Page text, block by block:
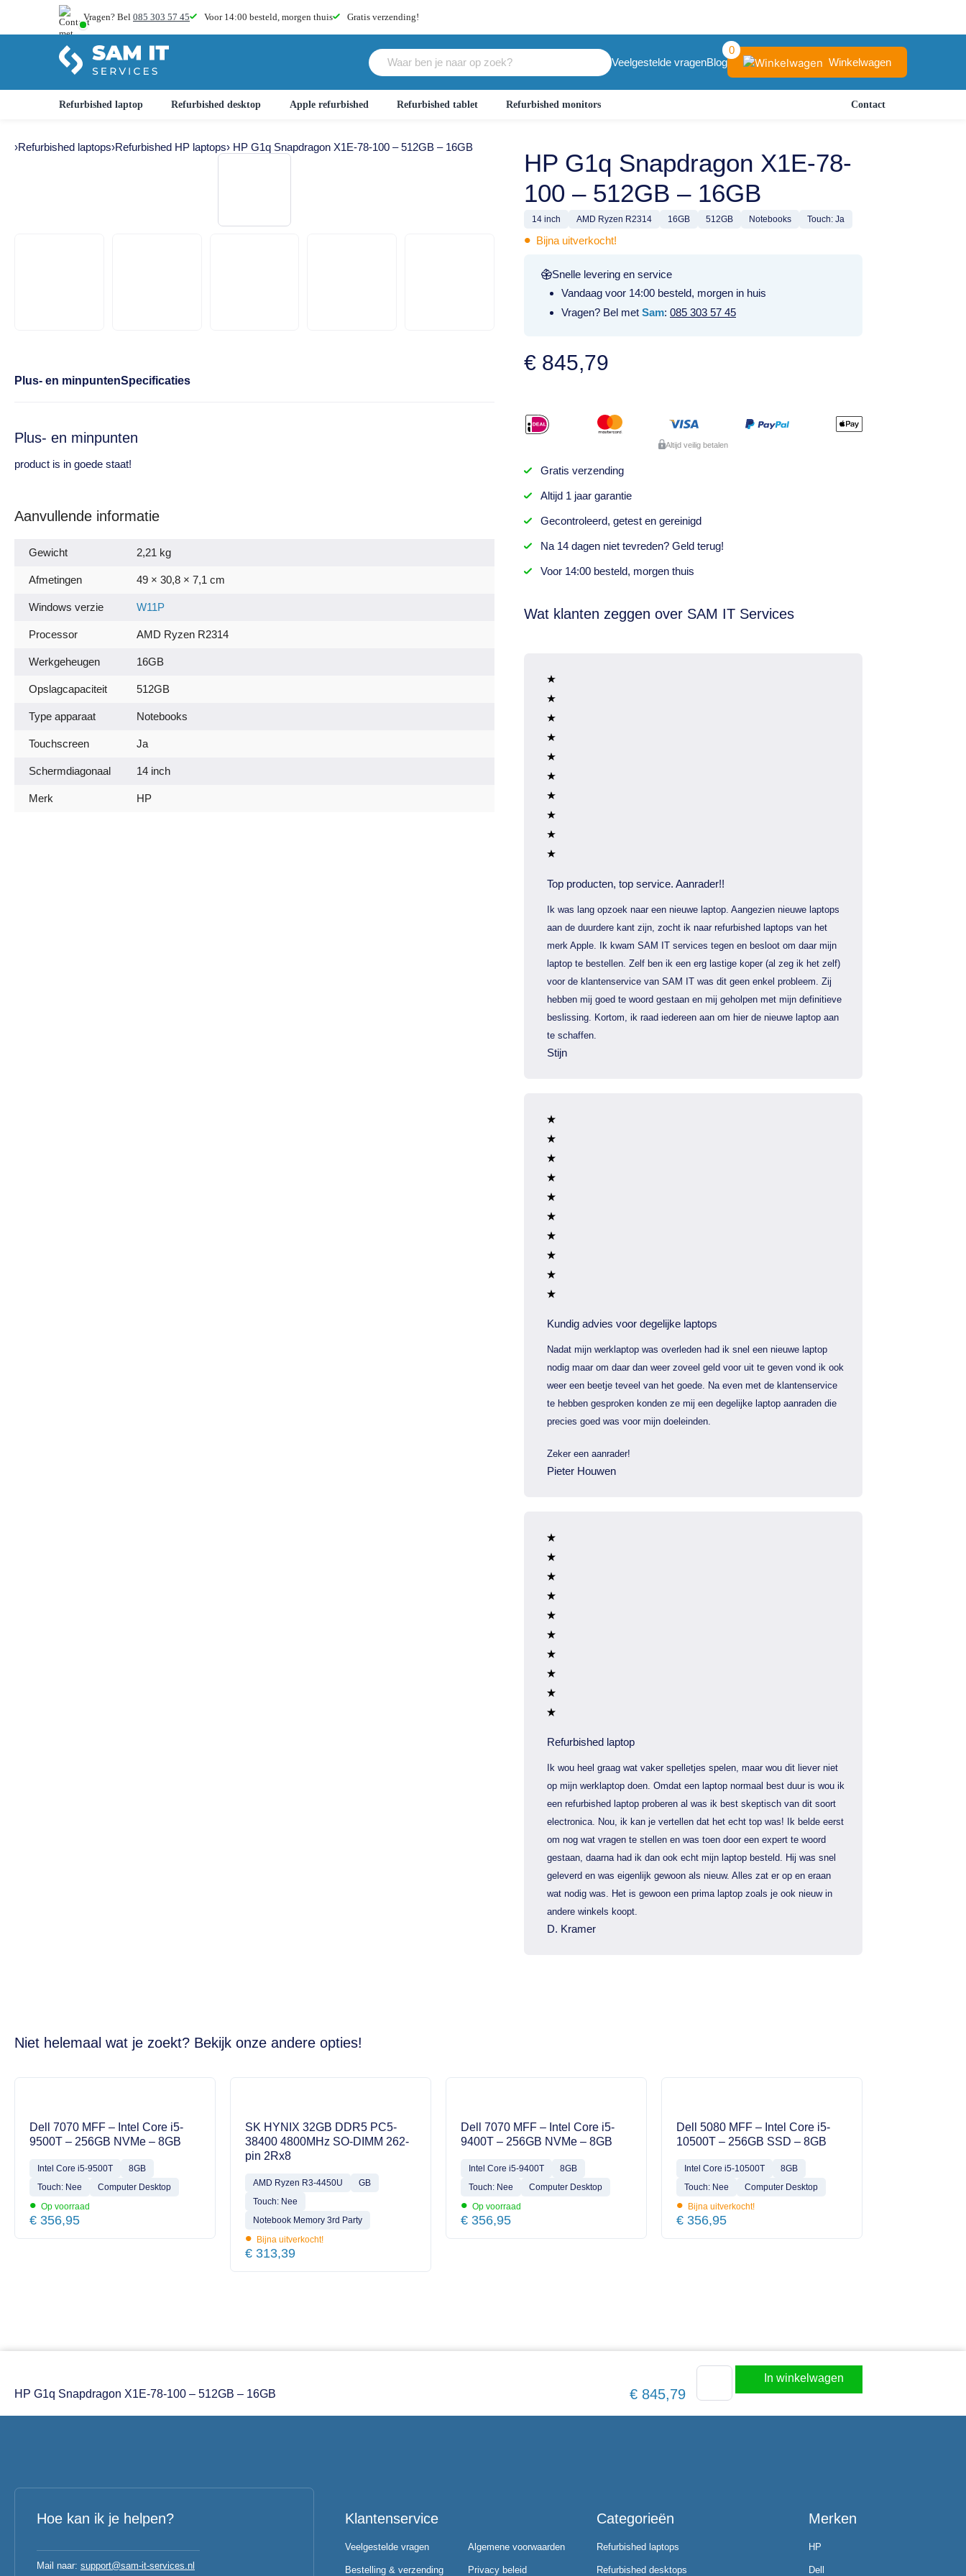
Vragen? Bel 085 303 57 45 Voor 14:00 besteld, morgen thuis Gratis verzending!
Veelgestelde vragenBlog
0
Winkelwagen
Refurbished laptop Refurbished desktop Apple refurbished Refurbished tablet Refurbished monitors Contact
›Refurbished laptops›Refurbished HP laptops› HP G1q Snapdragon X1E-78-100 – 512GB – 16GB
Plus- en minpuntenSpecificaties
Plus- en minpunten
product is in goede staat!
Aanvullende informatie
Gewicht 2,21 kg
Afmetingen 49 × 30,8 × 7,1 cm
Windows verzie W11P
Processor AMD Ryzen R2314
Werkgeheugen 16GB
Opslagcapaciteit 512GB
Type apparaat Notebooks
Touchscreen Ja
Schermdiagonaal 14 inch
Merk HP
HP G1q Snapdragon X1E-78-
100 – 512GB – 16GB
14 inch AMD Ryzen R2314 16GB 512GB Notebooks Touch: Ja
• Bijna uitverkocht!
Snelle levering en service
Vandaag voor 14:00 besteld, morgen in huis
Vragen? Bel met Sam: 085 303 57 45
€ 845,79
Altijd veilig betalen
Gratis verzending
Altijd 1 jaargarantie
Gecontroleerd, getesten gereinigd
Na 14 dagenniet tevreden? Geld terug!
Voor 14:00 besteld, morgen thuis
Wat klanten zeggen over SAM IT Services
Top producten, top service. Aanrader!!
Ik was lang opzoek naar een nieuwe laptop. Aangezien nieuwe laptops
aan de duurdere kant zijn, zocht ik naar refurbished laptops van het
merk Apple. Ik kwam SAM IT services tegen en besloot om daar mijn
laptop te bestellen. Zelf ben ik een erg lastige koper (al zeg ik het zelf)
voor de klantenservice van SAM IT was dit geen enkel probleem. Zij
hebben mij goed te woord gestaan en mij geholpen met mijn definitieve
beslissing. Kortom, ik raad iedereen aan om hier de nieuwe laptop aan
te schaffen.
Stijn
Kundig advies voor degelijke laptops
Nadat mijn werklaptop was overleden had ik snel een nieuwe laptop
nodig maar om daar dan weer zoveel geld voor uit te geven vond ik ook
weer een beetje teveel van het goede. Na even met de klantenservice
te hebben gesproken konden ze mij een degelijke laptop aanraden die
precies goed was voor mijn doeleinden.
Zeker een aanrader!
Pieter Houwen
Refurbished laptop
Ik wou heel graag wat vaker spelletjes spelen, maar wou dit liever niet
op mijn werklaptop doen. Omdat een laptop normaal best duur is wou ik
een refurbished laptop proberen al was ik best skeptisch van dit soort
electronica. Nou, ik kan je vertellen dat het echt top was! Ik belde eerst
om nog wat vragen te stellen en was toen door een expert te woord
gestaan, daarna had ik dan ook echt mijn laptop besteld. Hij was snel
geleverd en was eigenlijk gewoon als nieuw. Alles zat er op en eraan
wat nodig was. Het is gewoon een prima laptop zoals je ook nieuw in
andere winkels koopt.
D. Kramer
Niet helemaal wat je zoekt? Bekijk onze andere opties!
Dell 7070 MFF – Intel Core i5-
9500T – 256GB NVMe – 8GB
Intel Core i5-9500T
8GB
Touch: Nee
Computer Desktop
• Op voorraad
€ 356,95
SK HYNIX 32GB DDR5 PC5-
38400 4800MHz SO-DIMM 262-
pin 2Rx8
AMD Ryzen R3-4450U
GB
Touch: Nee
Notebook Memory 3rd Party
• Bijna uitverkocht!
€ 313,39
Dell 7070 MFF – Intel Core i5-
9400T – 256GB NVMe – 8GB
Intel Core i5-9400T
8GB
Touch: Nee
Computer Desktop
• Op voorraad
€ 356,95
Dell 5080 MFF – Intel Core i5-
10500T – 256GB SSD – 8GB
Intel Core i5-10500T
8GB
Touch: Nee
Computer Desktop
• Bijna uitverkocht!
€ 356,95
HP G1q Snapdragon X1E-78-100 – 512GB – 16GB € 845,79
In winkelwagen
Hoe kan ik je helpen?
Mail naar: support@sam-it-services.nl
Klantenservice
Veelgestelde vragen
Bestelling & verzending
Algemene voorwaarden
Privacy beleid
Categorieën
Refurbished laptops
Refurbished desktops
Merken
HP
Dell